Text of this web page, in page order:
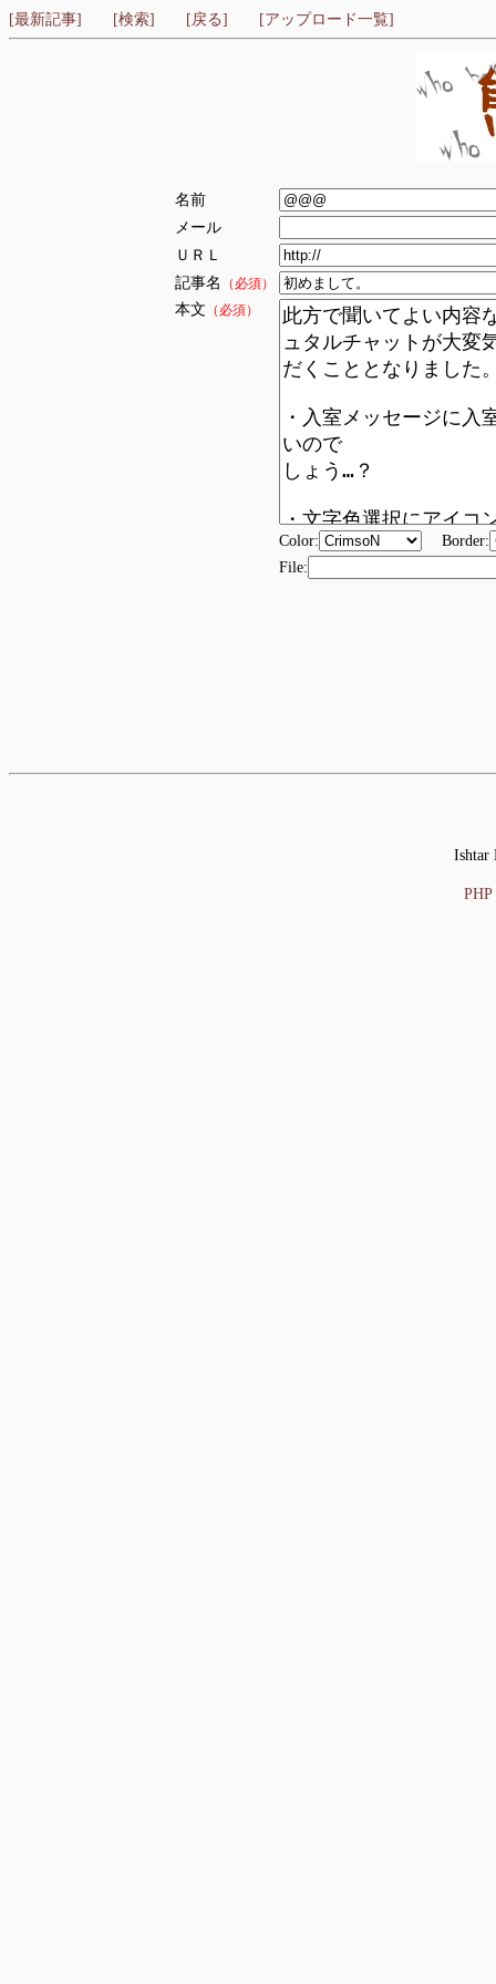
[最新記事] [検索] [戻る] [アップロード一覧]
名前
メール
ＵＲＬ
記事名
（必須）
本文 （必須）
Color:
Border:
File:
Ishtar